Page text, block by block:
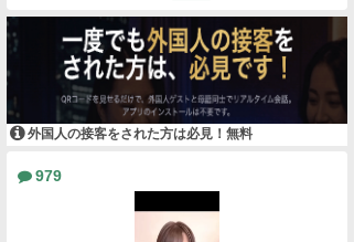
外国人の接客をされた方は必見！無料
979